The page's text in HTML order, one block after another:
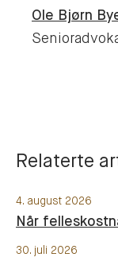
Ole Bjørn
Relaterte
4. august 2026
Når
30. juli 2026